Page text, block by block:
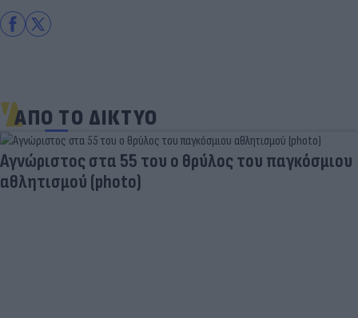
ΑΠΟ ΤΟ ΔΙΚΤΥΟ
Aγνώριστος στα 55 του ο θρύλος του παγκόσμιου
αθλητισμού (photo)